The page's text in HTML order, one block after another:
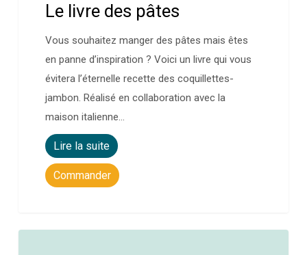
Le livre des pâtes
Vous souhaitez manger des pâtes mais êtes
en panne d’inspiration ? Voici un livre qui vous
évitera l’éternelle recette des coquillettes-
jambon. Réalisé en collaboration avec la
maison italienne…
Lire la suite
Commander